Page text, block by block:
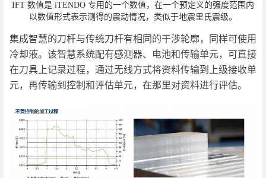
IFT 数值是 iTENDO 专用的一个数值，在一个预定义的强度范围内
以数值形式表示测得的震动情况，类似于地震里氏震级。
集成智慧的刀杆与传统刀杆有相同的干涉轮廓，同样可使用
冷却液。该智慧系统配有感测器、电池和传输单元，可直接
在刀具上记录过程，通过无线方式将资料传输到上级接收单
元，再传输到控制和评估单元，在那里对资料进行评估。